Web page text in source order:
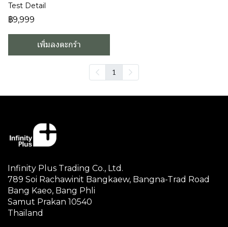
Test Detail
฿9,999
เพิ่มลงตะกร้า
1
Infinity Plus Trading Co., Ltd.
789 Soi Rachawinit Bangkaew, Bangna-Trad Road
Bang Kaeo, Bang Phli
Samut Prakan 10540
Thailand